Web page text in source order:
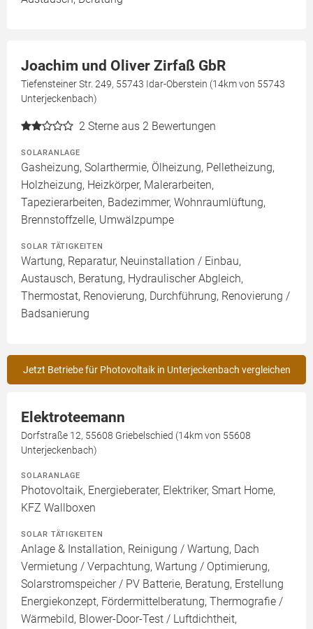
Joachim und Oliver Zirfaß GbR
Tiefensteiner Str. 249, 55743 Idar-Oberstein (14km von 55743
Unterjeckenbach)
2 Sterne aus 2 Bewertungen
SOLARANLAGE
Gasheizung, Solarthermie, Ölheizung, Pelletheizung,
Holzheizung, Heizkörper, Malerarbeiten,
Tapezierarbeiten, Badezimmer, Wohnraumlüftung,
Brennstoffzelle, Umwälzpumpe
SOLAR TÄTIGKEITEN
Wartung, Reparatur, Neuinstallation / Einbau,
Austausch, Beratung, Hydraulischer Abgleich,
Thermostat, Renovierung, Durchführung, Renovierung /
Badsanierung
Jetzt Betriebe für Photovoltaik in Unterjeckenbach vergleichen
Elektroteemann
Dorfstraße 12, 55608 Griebelschied (14km von 55608
Unterjeckenbach)
SOLARANLAGE
Photovoltaik, Energieberater, Elektriker, Smart Home,
KFZ Wallboxen
SOLAR TÄTIGKEITEN
Anlage & Installation, Reinigung / Wartung, Dach
Vermietung / Verpachtung, Wartung / Optimierung,
Solarstromspeicher / PV Batterie, Beratung, Erstellung
Energiekonzept, Fördermittelberatung, Thermografie /
Wärmebild, Blower-Door-Test / Luftdichtheit,